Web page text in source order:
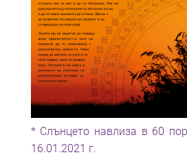
* Слънцето навлиза в 60
16.01.2021 г.